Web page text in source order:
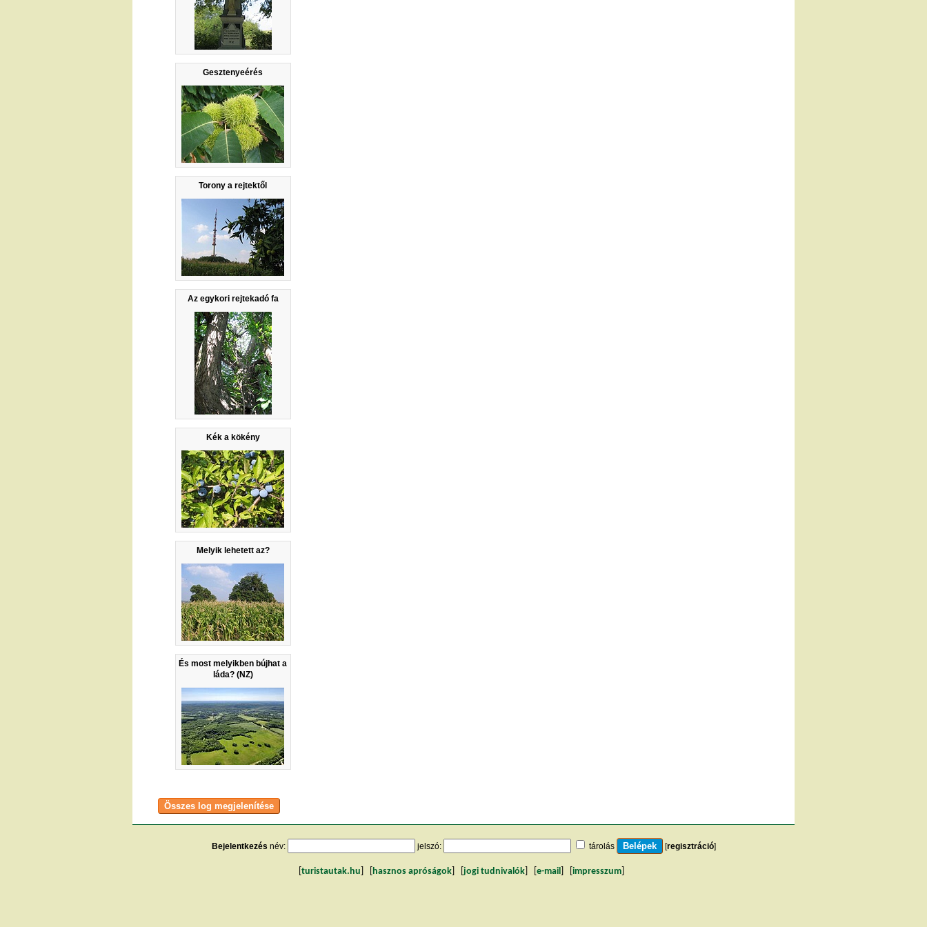
Gesztenyeérés
Torony a rejtektől
Az egykori rejtekadó fa
Kék a kökény
Melyik lehetett az?
És most melyikben bújhat a
láda? (NZ)
Bejelentkezés név: jelszó: tárolás [regisztráció]
turistautak.hu hasznos apróságok jogi tudnivalók e-mail impresszum